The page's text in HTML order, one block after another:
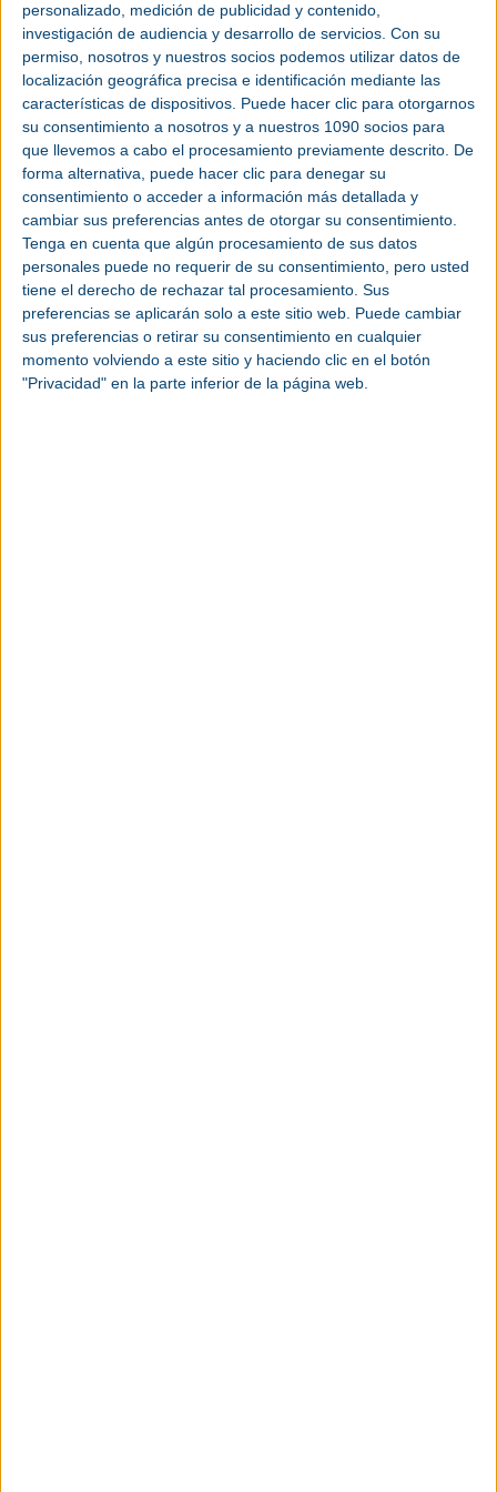
personalizado, medición de publicidad y contenido,
investigación de audiencia y desarrollo de servicios. Con su
permiso, nosotros y nuestros socios podemos utilizar datos de
localización geográfica precisa e identificación mediante las
características de dispositivos. Puede hacer clic para otorgarnos
su consentimiento a nosotros y a nuestros 1090 socios para
que llevemos a cabo el procesamiento previamente descrito. De
forma alternativa, puede hacer clic para denegar su
consentimiento o acceder a información más detallada y
cambiar sus preferencias antes de otorgar su consentimiento.
Tenga en cuenta que algún procesamiento de sus datos
personales puede no requerir de su consentimiento, pero usted
tiene el derecho de rechazar tal procesamiento. Sus
preferencias se aplicarán solo a este sitio web. Puede cambiar
sus preferencias o retirar su consentimiento en cualquier
momento volviendo a este sitio y haciendo clic en el botón
"Privacidad" en la parte inferior de la página web.
soluciones alternativas de refrigeración y
lubricación. Por ejemplo,ELGiofrece dos
tecnologías principales de compresores de aire
exentos de aceite:
Compresores de tornillo con inyección de agua
en los que el agua se utiliza como medio
natural de sellado y evacuación del calor, con la
parte lubricada aislada de la compresión. Esto
no sólo reduce mucho la necesidad de aceite,
sino que también ayuda a mantener bajas las
temperaturas de compresión, mejorando la
eficiencia y la longevidad.
Compresores de tornillo seco que utilizan